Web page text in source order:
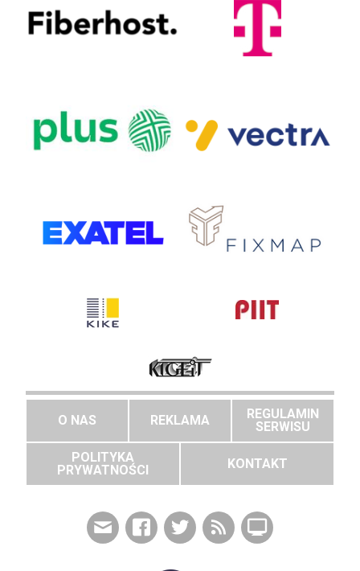
O NAS REKLAMA
REGULAMIN
SERWISU
POLITYKA
PRYWATNOŚCI
KONTAKT